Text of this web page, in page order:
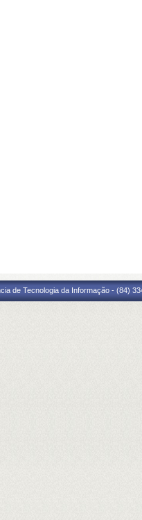
de Tecnologia da Informação - (84)